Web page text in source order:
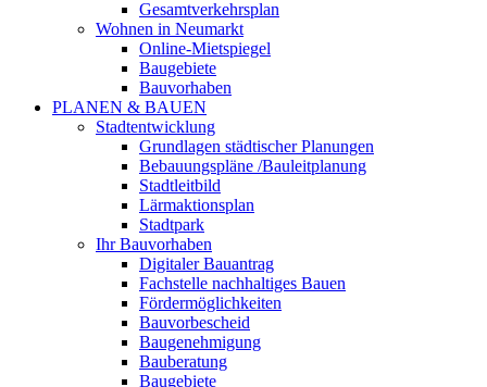
Gesamtverkehrsplan
Wohnen in Neumarkt
Online-Mietspiegel
Baugebiete
Bauvorhaben
PLANEN & BAUEN
Stadtentwicklung
Grundlagen städtischer Planungen
Bebauungspläne /Bauleitplanung
Stadtleitbild
Lärmaktionsplan
Stadtpark
Ihr Bauvorhaben
Digitaler Bauantrag
Fachstelle nachhaltiges Bauen
Fördermöglichkeiten
Bauvorbescheid
Baugenehmigung
Bauberatung
Baugebiete